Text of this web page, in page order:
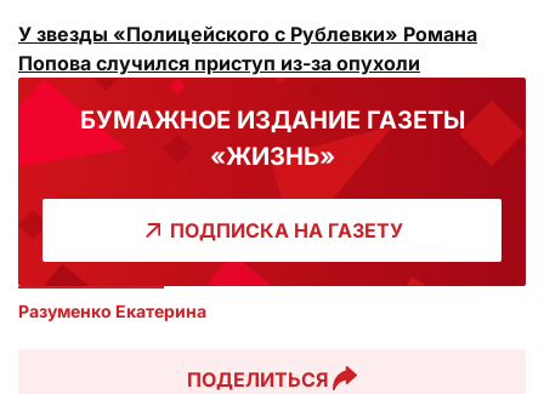
У звезды «Полицейского с Рублевки» Романа
Попова случился приступ из-за опухоли
БУМАЖНОЕ ИЗДАНИЕ ГАЗЕТЫ
«ЖИЗНЬ»
ПОДПИСКА НА ГАЗЕТУ
Разуменко Екатерина
ПОДЕЛИТЬСЯ